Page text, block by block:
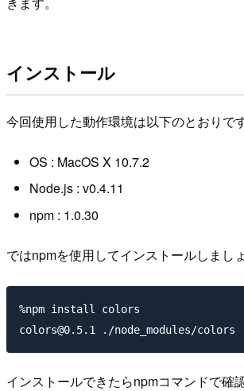
インストール
今回使用した動作環境は以下のとおりです
OS : MacOS X 10.7.2
Node.js : v0.4.11
npm : 1.0.30
ではnpmを使用してインストールしましょ
%npm install
インストールできたらnpmコマンドで確